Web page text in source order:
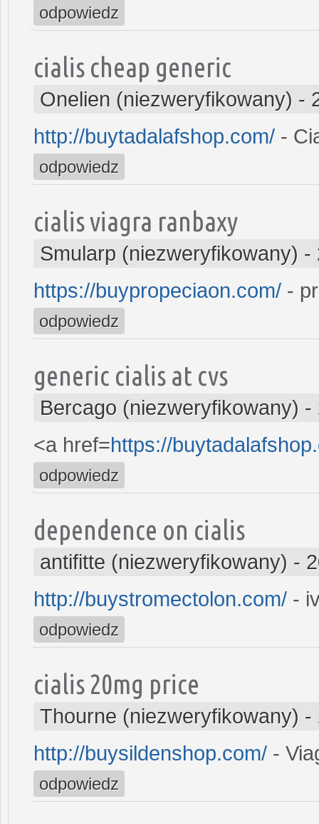
odpowiedz
cialis cheap generic
Onelien (niezweryfikowany) -
http://buytadalafshop.com/ -
odpowiedz
cialis viagra ranbaxy
Smularp (niezweryfikowany) -
https://buypropeciaon.com/ -
odpowiedz
generic cialis at cvs
Bercago (niezweryfikowany) -
<a href=https://
odpowiedz
dependence on cialis
antifitte (niezweryfikowany) -
http://buystromectolon.com/ -
odpowiedz
cialis 20mg price
Thourne (niezweryfikowany) -
http://buysildenshop.com/ -
odpowiedz